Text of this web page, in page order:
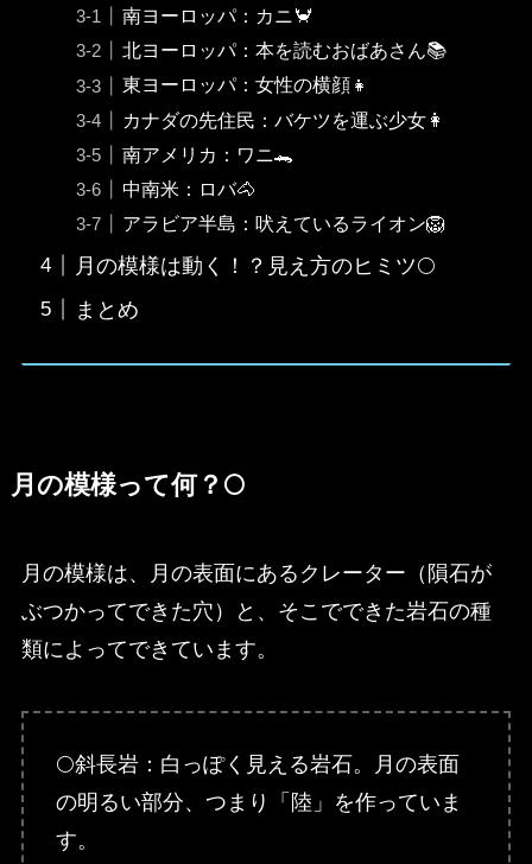
南ヨーロッパ：カニ🦀
北ヨーロッパ：本を読むおばあさん📚
東ヨーロッパ：女性の横顔👧
カナダの先住民：バケツを運ぶ少女👩
南アメリカ：ワニ🐊
中南米：ロバ🐴
アラビア半島：吠えているライオン🦁
月の模様は動く！？見え方のヒミツ🌕
まとめ
月の模様って何？🌕
月の模様は、月の表面にあるクレーター（隕石が
ぶつかってできた穴）と、そこでできた岩石の種
類によってできています。
🌕斜長岩：白っぽく見える岩石。月の表面
の明るい部分、つまり「陸」を作っていま
す。